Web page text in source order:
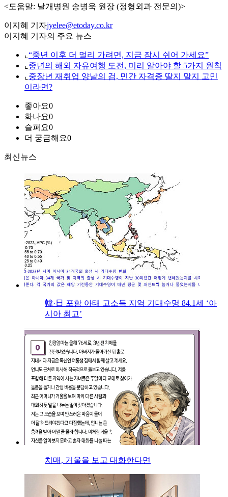
<도움말: 날개병원 송병욱 원장 (정형외과 전문의)>
이지혜 기자jyelee@etoday.co.kr
이지혜 기자의 주요 뉴스
⌞ “중년 이후 더 멀리 가려면, 지금 잠시 쉬어 가세요”
⌞ 중년의 해외 자유여행 도전, 미리 알아야 할 5가지 원칙
⌞ 중장년 재취업 양날의 검, 민간 자격증 딸지 말지 고민
이라면?
좋아요0
화나요0
슬퍼요0
더 궁금해요0
최신뉴스
韓·日 포함 아태 고소득 지역 기대수명 84.1세 ‘아
시아 최고’
치매, 거울을 보고 대화한다면